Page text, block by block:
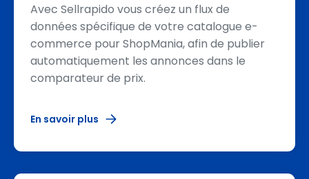
Avec Sellrapido vous créez un flux de
données spécifique de votre catalogue e-
commerce pour ShopMania, afin de publier
automatiquement les annonces dans le
comparateur de prix.
En savoir plus